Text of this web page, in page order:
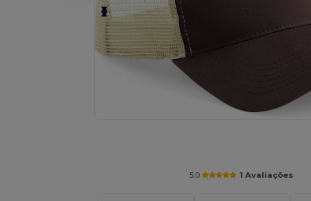
5.0 1 Avaliações